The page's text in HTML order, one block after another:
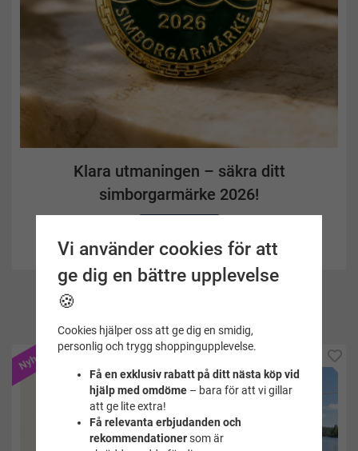
Klara utmaningen – säkra ditt
simborgarmärke 2026!
Nyhet Nyhet
Vi använder cookies för att
ge dig en bättre upplevelse
🍪
Cookies hjälper oss att ge dig en smidig,
personlig och trygg shoppingupplevelse.
Få en exklusiv rabatt på ditt nästa köp vid
hjälp med omdöme– bara för att vi gillar
att ge lite extra!
Få relevanta erbjudanden och
rekommendationersom är